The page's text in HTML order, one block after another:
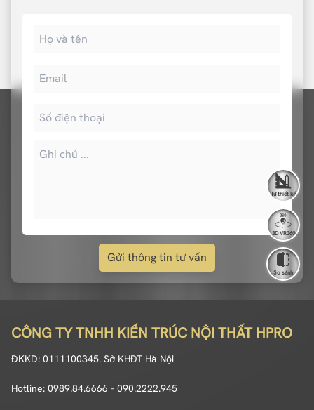
Gửi thông tin tư vấn
CÔNG TY TNHH KIẾN TRÚC NỘI THẤT HPRO
ĐKKD: 0111100345. Sở KHĐT Hà Nội
Hotline: 0989.84.6666 - 090.2222.945
Tự thiết kế
3D VR360
So sánh